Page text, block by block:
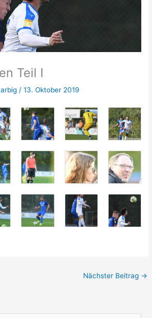
Teil I
/13. Oktober 2019
Nächster Beitrag →